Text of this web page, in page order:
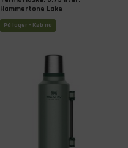
Hammertone Lake
På lager - Køb nu